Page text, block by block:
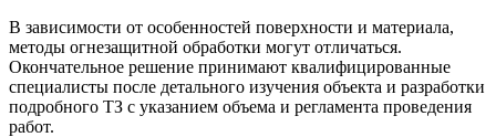
В зависимости от особенностей поверхности и материала,
методы огнезащитной обработки могут отличаться.
Окончательное решение принимают квалифицированные
специалисты после детального изучения объекта и разработки
подробного ТЗ с указанием объема и регламента проведения
работ.